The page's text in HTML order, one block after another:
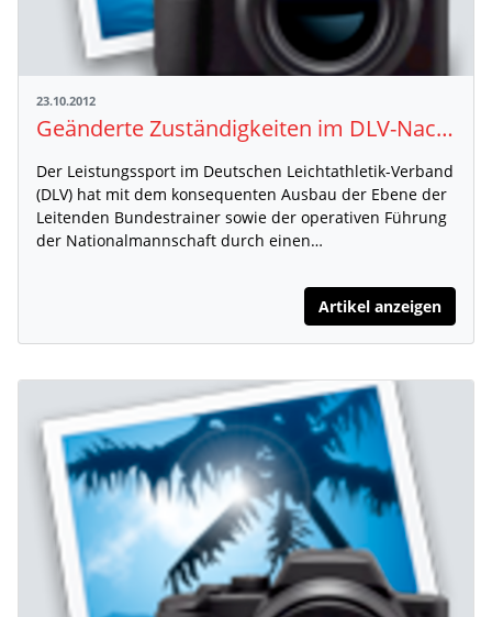
23.10.2012
Geänderte Zuständigkeiten im DLV-Nachwuchsbereich
Der Leistungssport im Deutschen Leichtathletik-Verband
(DLV) hat mit dem konsequenten Ausbau der Ebene der
Leitenden Bundestrainer sowie der operativen Führung
der Nationalmannschaft durch einen…
Artikel anzeigen